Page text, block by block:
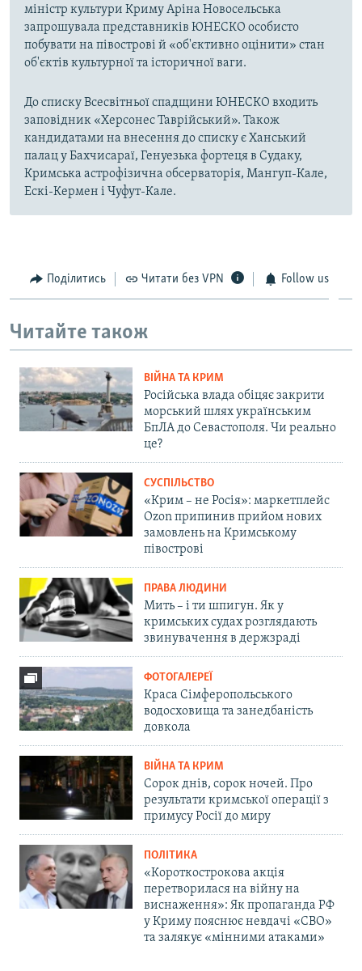
міністр культури Криму Аріна Новосельська
запрошувала представників ЮНЕСКО особисто
побувати на півострові й «об'єктивно оцінити» стан
об'єктів культурної та історичної ваги.
До списку Всесвітньої спадщини ЮНЕСКО входить
заповідник «Херсонес Таврійський». Також
кандидатами на внесення до списку є Ханський
палац у Бахчисараї, Генуезька фортеця в Судаку,
Кримська астрофізична обсерваторія, Мангуп-Кале,
Ескі-Кермен і Чуфут-Кале.
Поділитись Читати без VPN Follow us
Читайте також
ВІЙНА ТА КРИМ
Російська влада обіцяє закрити
морський шлях українським
БпЛА до Севастополя. Чи реально
це?
СУСПІЛЬСТВО
«Крим – не Росія»: маркетплейс
Ozon припинив прийом нових
замовлень на Кримському
півострові
ПРАВА ЛЮДИНИ
Мить – і ти шпигун. Як у
кримських судах розглядають
звинувачення в держзраді
ФОТОГАЛЕРЕЇ
Краса Сімферопольського
водосховища та занедбаність
довкола
ВІЙНА ТА КРИМ
Сорок днів, сорок ночей. Про
результати кримської операції з
примусу Росії до миру
ПОЛІТИКА
«Короткострокова акція
перетворилася на війну на
виснаження»: Як пропаганда РФ
у Криму пояснює невдачі «СВО»
та залякує «мінними атаками»